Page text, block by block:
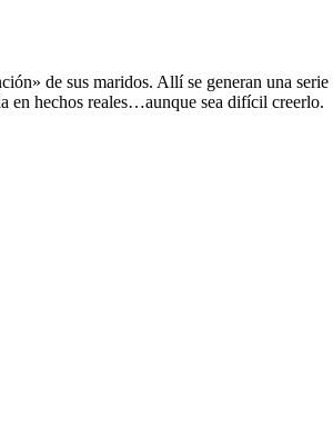
de sus maridos. Allí se generan una
en hechos reales…aunque sea difícil creerlo.